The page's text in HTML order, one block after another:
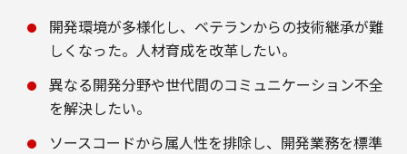
開発環境が多様化し、ベテランからの技術継承が難
しくなった。人材育成を改革したい。
異なる開発分野や世代間のコミュニケーション不全
を解決したい。
ソースコードから属人性を排除し、開発業務を標準